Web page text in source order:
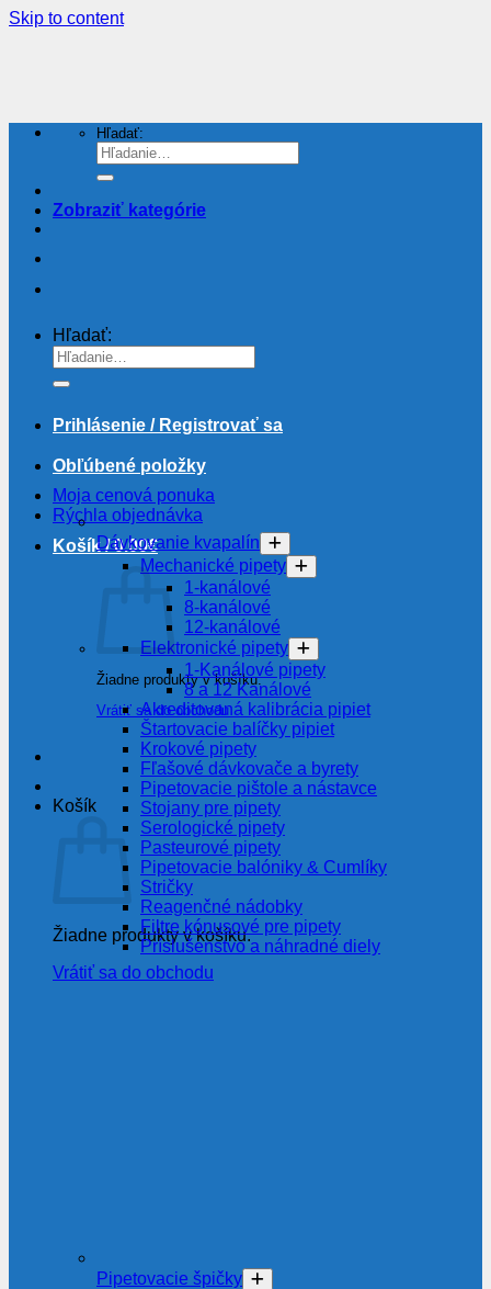
Skip to content
Hľadať:
Prihlásenie / Registrovať sa
Obľúbené položky
Moja cenová ponuka
Rýchla objednávka
Košík /0.00€
Žiadne produkty v košíku.
Vrátiť sa do obchodu
Košík
Žiadne produkty v košíku.
Vrátiť sa do obchodu
Hľadať:
Zobraziť kategórie
Dávkovanie kvapalín
Mechanické pipety
1-kanálové
8-kanálové
12-kanálové
Elektronické pipety
1-Kanálové pipety
8 a 12 Kanálové
Akreditovaná kalibrácia pipiet
Štartovacie balíčky pipiet
Krokové pipety
Fľašové dávkovače a byrety
Pipetovacie pištole a nástavce
Stojany pre pipety
Serologické pipety
Pasteurové pipety
Pipetovacie balóniky & Cumlíky
Stričky
Reagenčné nádobky
Filtre kónusové pre pipety
Príslušenstvo a náhradné diely
Pipetovacie špičky